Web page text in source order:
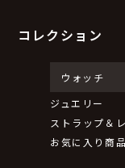
弊社からのお知
（４）個人
取得した個人情
提供することは
コレクション
ウォッチ
ジュエリー
ストラップ＆
お気に入り商品